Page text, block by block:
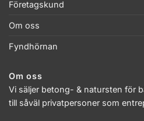
Företagskund
Om oss
Fyndhörnan
Om oss
Vi säljer betong- & natursten för
till såväl privatpersoner som